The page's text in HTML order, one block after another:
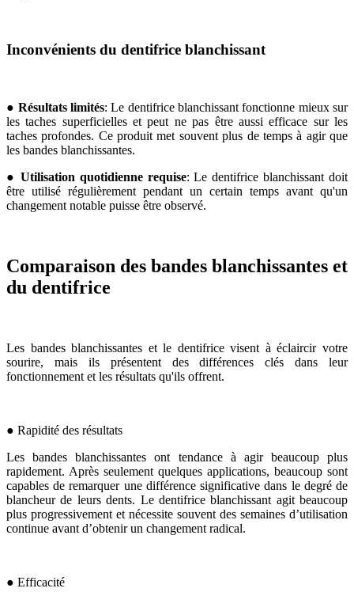
Inconvénients du dentifrice blanchissant
● Résultats limités: Le dentifrice blanchissant fonctionne mieux sur
les taches superficielles et peut ne pas être aussi efficace sur les
taches profondes. Ce produit met souvent plus de temps à agir que
les bandes blanchissantes.
● Utilisation quotidienne requise: Le dentifrice blanchissant doit
être utilisé régulièrement pendant un certain temps avant qu'un
changement notable puisse être observé.
Comparaison des bandes blanchissantes et
du dentifrice
Les bandes blanchissantes et le dentifrice visent à éclaircir votre
sourire, mais ils présentent des différences clés dans leur
fonctionnement et les résultats qu'ils offrent.
● Rapidité des résultats
Les bandes blanchissantes ont tendance à agir beaucoup plus
rapidement. Après seulement quelques applications, beaucoup sont
capables de remarquer une différence significative dans le degré de
blancheur de leurs dents. Le dentifrice blanchissant agit beaucoup
plus progressivement et nécessite souvent des semaines d’utilisation
continue avant d’obtenir un changement radical.
● Efficacité